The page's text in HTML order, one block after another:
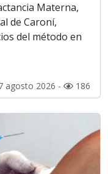
Materna,
de Caroní,
del método en
agosto 2026 - 186